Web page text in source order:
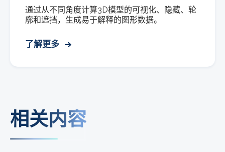
通过从不同角度计算3D模型的可视化、隐藏、轮
廓和遮挡，生成易于解释的图形数据。
了解更多
相关内容